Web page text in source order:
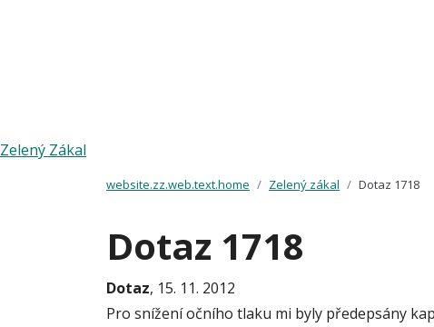
Zelený Zákal
website.zz.web.text.home Zelený zákal Dotaz 1718
Dotaz 1718
Dotaz, 15. 11. 2012
Pro snížení očního tlaku mi byly předepsány